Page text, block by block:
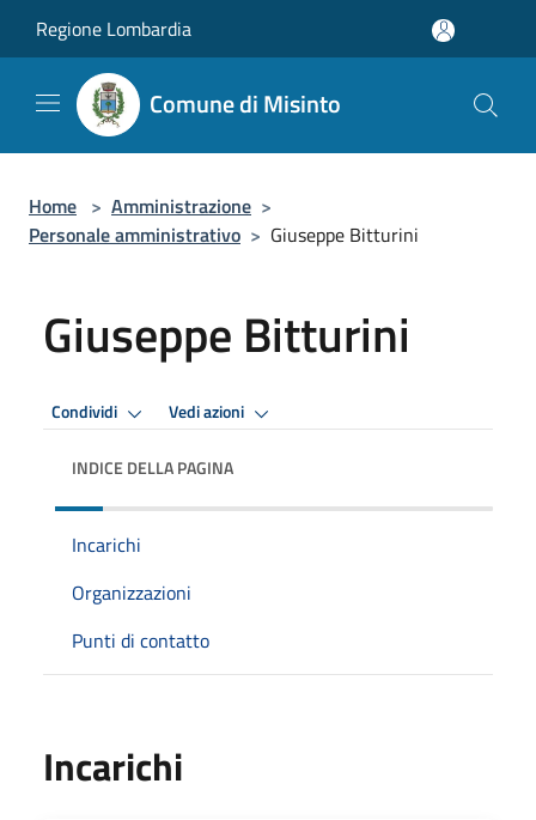
Regione Lombardia
Comune di Misinto
Home > Amministrazione >
Personale amministrativo > Giuseppe Bitturini
Giuseppe Bitturini
Condividi Vedi azioni
INDICE DELLA PAGINA
Incarichi
Organizzazioni
Punti di contatto
Incarichi